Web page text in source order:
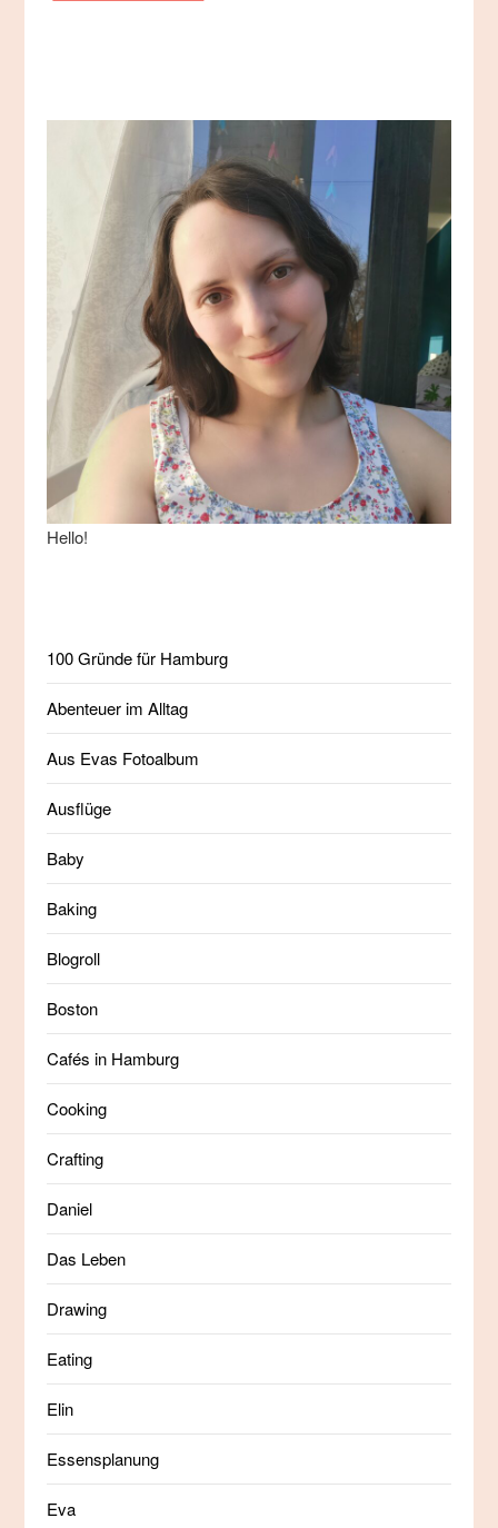
Hello!
100 Gründe für Hamburg
Abenteuer im Alltag
Aus Evas Fotoalbum
Ausflüge
Baby
Baking
Blogroll
Boston
Cafés in Hamburg
Cooking
Crafting
Daniel
Das Leben
Drawing
Eating
Elin
Essensplanung
Eva